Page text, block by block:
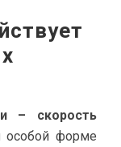
– скорость
особой форме